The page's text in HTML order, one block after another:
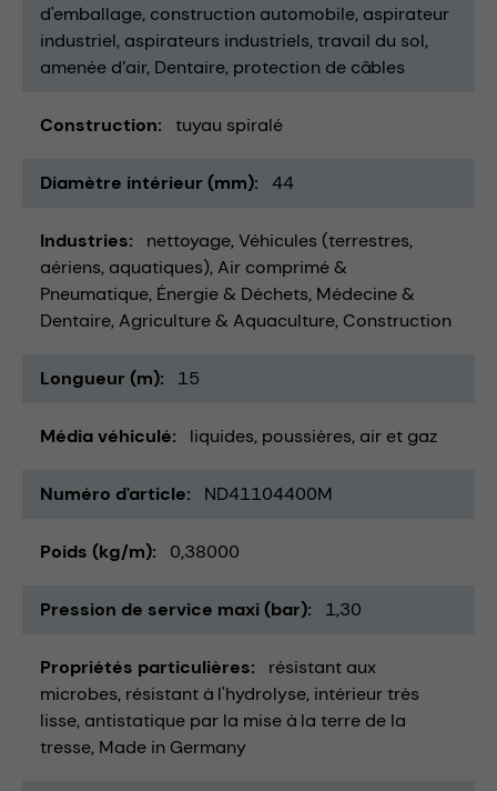
d'emballage construction automobile aspirateur
industriel aspirateurs industriels travail du sol
amenée d’air Dentaire protection de câbles
Construction tuyau spiralé
Diamètre intérieur (mm) 44
Industries nettoyage Véhicules (terrestres,
aériens, aquatiques) Air comprimé &
Pneumatique Énergie & Déchets Médecine &
Dentaire Agriculture & Aquaculture Construction
Longueur (m) 15
Média véhiculé liquides poussières air et gaz
Numéro d'article ND41104400M
Poids (kg/m) 0,38000
Pression de service maxi (bar) 1,30
Propriétés particulières
résistant aux
microbes résistant à l'hydrolyse intérieur très
lisse antistatique par la mise à la terre de la
tresse Made in Germany